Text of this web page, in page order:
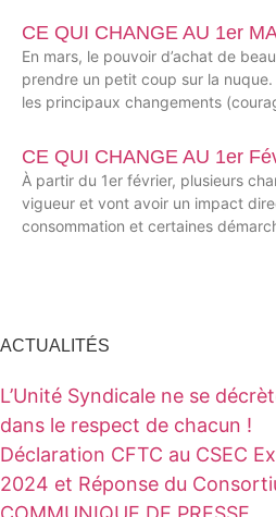
CE QUI CHANGE AU 1er
En mars, le pouvoir d’achat de
prendre un petit coup sur la
les principaux changements
CE QUI CHANGE AU 1er
À partir du 1er février, plusieurs
vigueur et vont avoir un impact
consommation et certaines
ACTUALITÉS
L’Unité Syndicale ne se
dans le respect de chacun !
Déclaration CFTC au CSEC
2024 et Réponse du